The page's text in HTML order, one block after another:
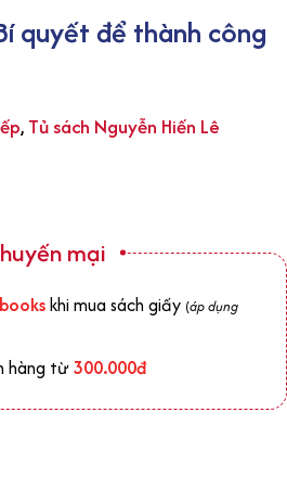
quyết để thành công
, Tủ sách Nguyễn Hiến Lê
mại
khi mua sách giấy (áp dụng
hàng từ300.000đ